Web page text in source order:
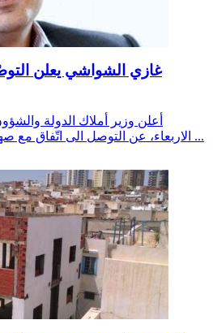
غازي الشواشي يعلن
أعلن وزير أملاك الدولة
الاربعاء، عن التوصل الى اتّفاق مع صهر الرئيس الأسبق زين العابد ...